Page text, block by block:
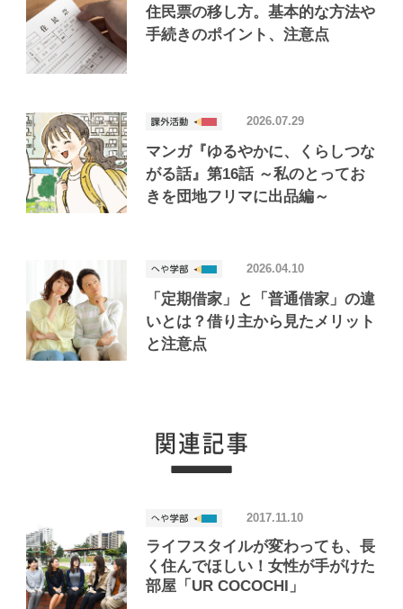
住民票の移し方。基本的な方法や
手続きのポイント、注意点
マンガ『ゆるやかに、くらしつな
がる話』第16話 ～私のとってお
きを団地フリマに出品編～
2026.07.29
「定期借家」と「普通借家」の違
いとは？借り主から見たメリット
と注意点
2026.04.10
ライフスタイルが変わっても、長
く住んでほしい！女性が手がけた
部屋「UR COCOCHI」
2017.11.10